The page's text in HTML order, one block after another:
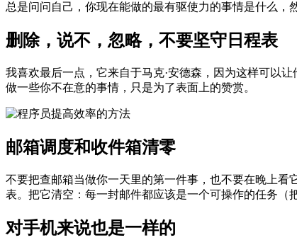
总是问问自己，你现在能做的最有驱使力的事情是什么，
删除，说不，忽略，不要坚守日程表
我喜欢最后一点，它来自于马克·安德森，因为这样可以
做一些你不在意的事情，只是为了表面上的赞赏。
邮箱调度和收件箱清零
不要把查邮箱当做你一天里的第一件事，也不要在晚上
表。把它清空：每一封邮件都应该是一个可操作的任务（
对手机来说也是一样的